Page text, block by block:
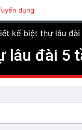
dụng
kế biệt thự lâu
lâu đài 5